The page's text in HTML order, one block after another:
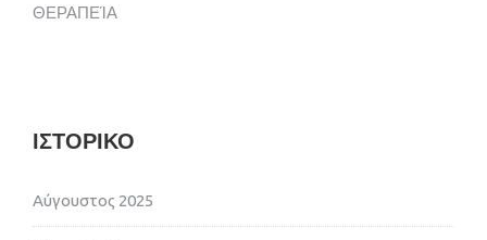
ΘΕΡΑΠΕΊΑ
ΙΣΤΟΡΙΚΌ
Αύγουστος 2025